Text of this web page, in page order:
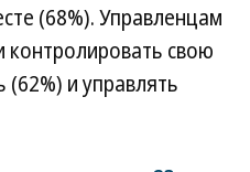
(68%). Управленцам
контролировать свою
и управлять